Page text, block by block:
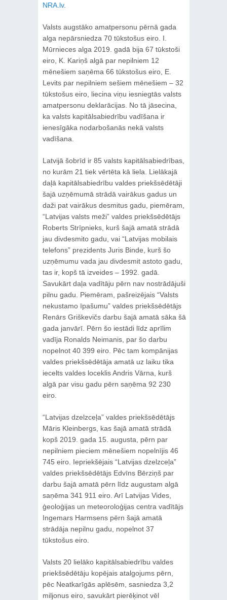
NRA.lv.
Valsts augstāko amatpersonu pērnā gada
alga nepārsniedza 70 tūkstošus eiro. I.
Mūrnieces alga 2019. gadā bija 67 tūkstoši
eiro, K. Kariņš algā par nepilniem 12
mēnešiem saņēma 66 tūkstošus eiro, E.
Levits par nepilniem sešiem mēnešiem ‒ 32
tūkstošus eiro, liecina viņu iesniegtās valsts
amatpersonu deklarācijas. No tā jāsecina,
ka valsts kapitālsabiedrību vadīšana ir
ienesīgāka nodarbošanās nekā valsts
vadīšana.
Latvijā šobrīd ir 85 valsts kapitālsabiedrības,
no kurām 21 tiek vērtēta kā liela. Lielākajā
daļā kapitālsabiedrību valdes priekšsēdētāji
šajā uzņēmumā strādā vairākus gadus un
daži pat vairākus desmitus gadu, piemēram,
“Latvijas valsts meži” valdes priekšsēdētājs
Roberts Strīpnieks, kurš šajā amatā strādā
jau divdesmito gadu, vai “Latvijas mobilais
telefons” prezidents Juris Binde, kurš šo
uzņēmumu vada jau divdesmit astoto gadu,
tas ir, kopš tā izveides ‒ 1992. gadā.
Savukārt daļa vadītāju pērn nav nostrādājuši
pilnu gadu. Piemēram, pašreizējais “Valsts
nekustamo īpašumu” valdes priekšsēdētājs
Renārs Griškevičs darbu šajā amatā sāka šā
gada janvārī. Pērn šo iestādi līdz aprīlim
vadīja Ronalds Neimanis, par šo darbu
nopelnot 40 399 eiro. Pēc tam kompānijas
valdes priekšsēdētāja amatā uz laiku tika
iecelts valdes loceklis Andris Vārna, kurš
algā par visu gadu pērn saņēma 92 230
eiro.
“Latvijas dzelzceļa” valdes priekšsēdētājs
Māris Kleinbergs, kas šajā amatā strādā
kopš 2019. gada 15. augusta, pērn par
nepilniem pieciem mēnešiem nopelnījis 46
745 eiro. Iepriekšējais “Latvijas dzelzceļa”
valdes priekšsēdētājs Edvīns Bērziņš par
darbu šajā amatā pērn līdz augustam algā
saņēma 341 911 eiro. Arī Latvijas Vides,
ģeoloģijas un meteoroloģijas centra vadītājs
Ingemars Harmsens pērn šajā amatā
strādāja nepilnu gadu, nopelnot 37
tūkstošus eiro.
Valsts 20 lielāko kapitālsabiedrību valdes
priekšsēdētāju kopējais atalgojums pērn,
pēc Neatkarīgās aplēsēm, sasniedza 3,2
miljonus eiro, savukārt pierēķinot vēl